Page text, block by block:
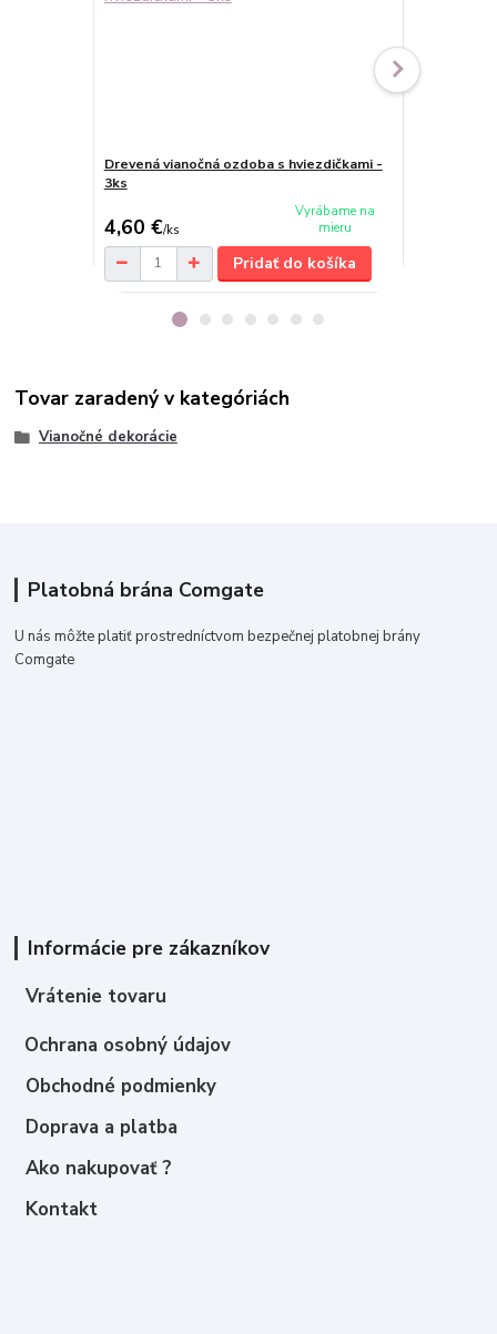
Drevená vianočná ozdoba s hviezdičkami -
3ks
4,60 €/ks
Vyrábame na
mieru
Pridať do košíka
Tovar zaradený v kategóriách
Vianočné dekorácie
Platobná brána Comgate
U nás môžte platiť prostredníctvom bezpečnej platobnej brány
Comgate
Informácie pre zákazníkov
Vrátenie tovaru
Ochrana osobný údajov
Obchodné podmienky
Doprava a platba
Ako nakupovať ?
Kontakt